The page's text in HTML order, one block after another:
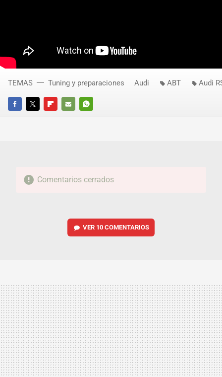
FACEBOOKTWITTERFLIPBOARD
E-
WHATSAPP
TEMAS Tuning y preparaciones Audi ABT Audi
Comentarios cerrados
VER 10 COMENTARIOS